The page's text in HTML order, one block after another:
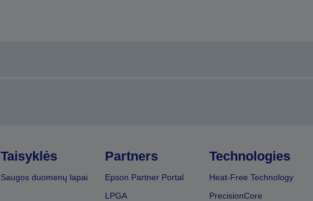
Taisyklės
Saugos duomenų lapai
Partners
Epson Partner Portal
LPGA
Technologies
Heat-Free Technology
PrecisionCore